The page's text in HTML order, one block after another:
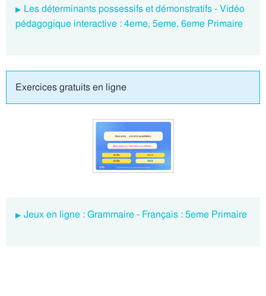
Les déterminants possessifs et démonstratifs - Vidéo
pédagogique interactive : 4eme, 5eme, 6eme Primaire
Exercices gratuits en ligne
Jeux en ligne : Grammaire - Français : 5eme Primaire